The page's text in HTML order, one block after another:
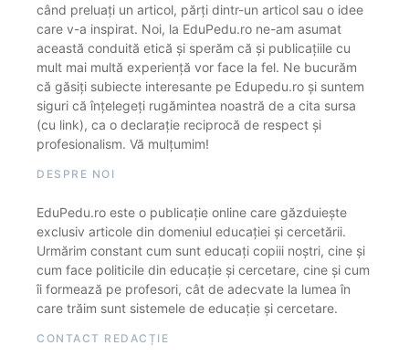
când preluați un articol, părți dintr-un articol sau o idee
care v-a inspirat. Noi, la EduPedu.ro ne-am asumat
această conduită etică și sperăm că și publicațiile cu
mult mai multă experiență vor face la fel. Ne bucurăm
că găsiți subiecte interesante pe Edupedu.ro și suntem
siguri că înțelegeți rugămintea noastră de a cita sursa
(cu link), ca o declarație reciprocă de respect și
profesionalism. Vă mulțumim!
DESPRE NOI
EduPedu.ro este o publicație online care găzduiește
exclusiv articole din domeniul educației și cercetării.
Urmărim constant cum sunt educați copiii noștri, cine și
cum face politicile din educație și cercetare, cine și cum
îi formează pe profesori, cât de adecvate la lumea în
care trăim sunt sistemele de educație și cercetare.
CONTACT REDACȚIE